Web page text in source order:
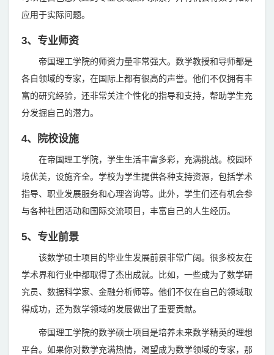
应用于实际问题。
3、专业师资
帝国理工学院的师资力量非常强大。数学教授和导师都是
各自领域的专家，在国际上都有很高的声誉。他们不仅拥有丰
富的研究经验，还非常关注个性化的指导和支持，帮助学生充
分发掘自己的潜力。
4、院校设施
在帝国理工学院，学生生活丰富多彩，充满挑战。校园环
境优美，设施齐全。学校为学生提供各种支持资源，包括学术
指导、职业发展服务和心理咨询等。此外，学生们还有机会参
与各种社团活动和国际交流项目，丰富自己的人生经历。
5、专业前景
该数学硕士项目的毕业生发展前景非常广阔。很多校友在
学术界和行业中都取得了杰出成就。比如，一些成为了数学研
究员、数据科学家、金融分析师等。他们不仅在自己的领域取
得成功，还为数学领域的发展做出了重要贡献。
帝国理工学院的数学硕士项目是培养未来数学精英的理想
平台。如果你对数学充满热情，渴望成为数学领域的专家，那